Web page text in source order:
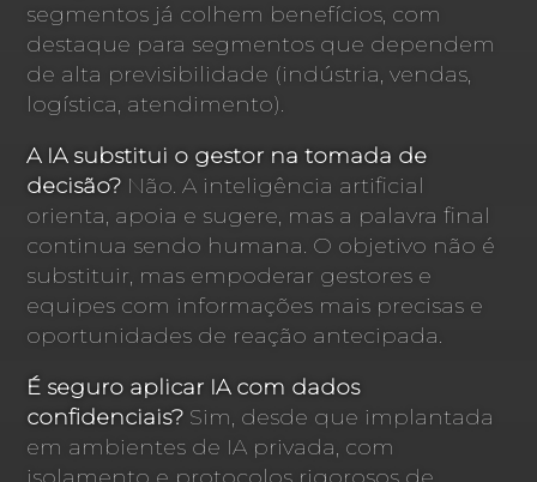
segmentos já colhem benefícios, com
destaque para segmentos que dependem
de alta previsibilidade (indústria, vendas,
logística, atendimento).
A IA substitui o gestor na tomada de
decisão? Não. A inteligência artificial
orienta, apoia e sugere, mas a palavra final
continua sendo humana. O objetivo não é
substituir, mas empoderar gestores e
equipes com informações mais precisas e
oportunidades de reação antecipada.
É seguro aplicar IA com dados
confidenciais? Sim, desde que implantada
em ambientes de IA privada, com